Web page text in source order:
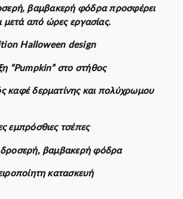
βαμβακερή φόδρα προσφέρει
μετά από ώρες εργασίας.
Halloween design
“Pumpkin” στο στήθος
καφέ δερματίνης και πολύχρωμου
εμπρόσθιες τσέπες
βαμβακερή φόδρα
κατασκευή